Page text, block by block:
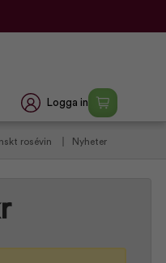
Logga in
rosévin
Nyheter